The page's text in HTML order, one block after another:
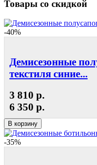
Товары со скидкой
-40%
Демисезонные
текстиля синие...
3 810 р.
6 350 р.
В корзину
-35%